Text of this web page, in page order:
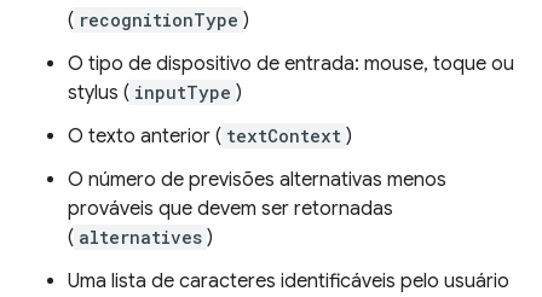
( recognitionType )
O tipo de dispositivo de entrada: mouse, toque ou
stylus ( inputType )
O texto anterior ( textContext )
O número de previsões alternativas menos
prováveis que devem ser retornadas
( alternatives )
Uma lista de caracteres identificáveis pelo usuário